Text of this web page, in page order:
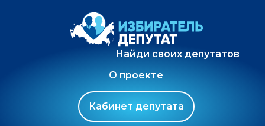
Найди своих депутатов
О проекте
Кабинет депутата